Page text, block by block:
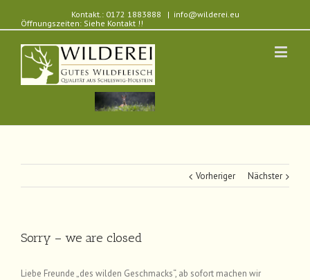
Kontakt.: 0172 1883888
Öffnungszeiten: Siehe Kontakt !!
| info@wilderei.eu
Vorheriger Nächster
Sorry – we are closed
Liebe Freunde „des wilden Geschmacks“, ab sofort machen wir